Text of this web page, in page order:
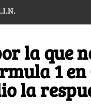
la que
1
la